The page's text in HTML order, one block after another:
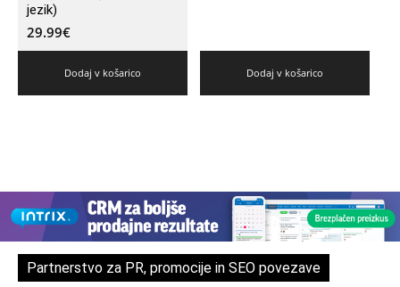
jezik)
29.99€
Dodaj v košarico Dodaj v košarico
Partnerstvo za PR, promocije in SEO povezave